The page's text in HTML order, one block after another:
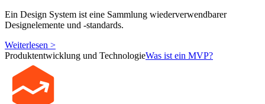
Ein Design System ist eine Sammlung wiederverwendbarer
Designelemente und -standards.
Weiterlesen >
Produktentwicklung und TechnologieWas ist ein MVP?